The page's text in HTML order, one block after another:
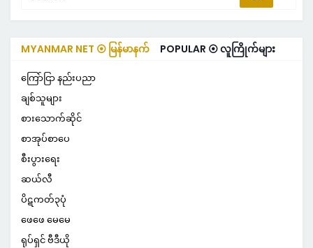
MYANMAR NET ⦿ မြန်မာနက် POPULAR ⦿ လူကြိုက်များ
ကြော်ငြာ နည်းပညာ
ချစ်သူများ
စားသောက်ဆိုင်
စာအုပ်စာပေ
စီးပွားရေး
ဆယ်လီ
ပိဋကတ်၃ပုံ
ဖေဖေ မေမေ
ရုပ်ရှင် ဗီဒီယို